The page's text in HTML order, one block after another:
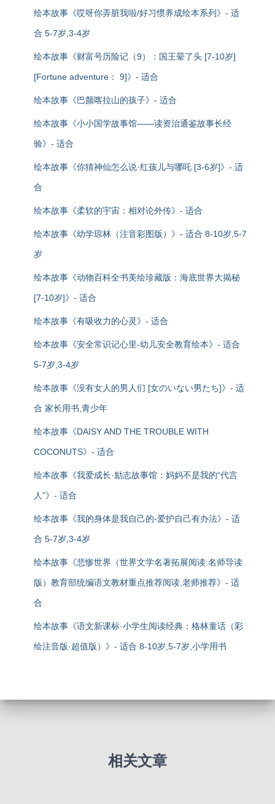
绘本故事《哎呀你弄脏我啦/好习惯养成绘本系列》- 适
合 5-7岁,3-4岁
绘本故事《财富号历险记（9）：国王晕了头 [7-10岁]
[Fortune adventure： 9]》- 适合
绘本故事《巴颜喀拉山的孩子》- 适合
绘本故事《小小国学故事馆——读资治通鉴故事长经
验》- 适合
绘本故事《你猜神仙怎么说·红孩儿与哪吒 [3-6岁]》- 适
合
绘本故事《柔软的宇宙：相对论外传》- 适合
绘本故事《幼学琼林（注音彩图版）》- 适合 8-10岁,5-7
岁
绘本故事《动物百科全书美绘珍藏版：海底世界大揭秘
[7-10岁]》- 适合
绘本故事《有吸收力的心灵》- 适合
绘本故事《安全常识记心里-幼儿安全教育绘本》- 适合
5-7岁,3-4岁
绘本故事《没有女人的男人们 [女のいない男たち]》- 适
合 家长用书,青少年
绘本故事《DAISY AND THE TROUBLE WITH
COCONUTS》- 适合
绘本故事《我爱成长·励志故事馆：妈妈不是我的“代言
人”》- 适合
绘本故事《我的身体是我自己的-爱护自己有办法》- 适
合 5-7岁,3-4岁
绘本故事《悲惨世界（世界文学名著拓展阅读:名师导读
版）教育部统编语文教材重点推荐阅读,老师推荐》- 适
合
绘本故事《语文新课标·小学生阅读经典：格林童话（彩
绘注音版·超值版）》- 适合 8-10岁,5-7岁,小学用书
相关文章